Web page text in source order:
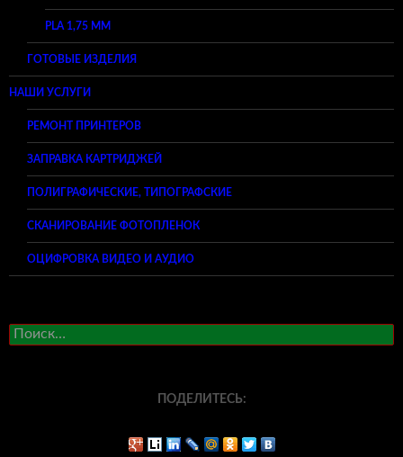
PLA 1,75 ММ
ГОТОВЫЕ ИЗДЕЛИЯ
НАШИ УСЛУГИ
РЕМОНТ ПРИНТЕРОВ
ЗАПРАВКА КАРТРИДЖЕЙ
ПОЛИГРАФИЧЕСКИЕ, ТИПОГРАФСКИЕ
СКАНИРОВАНИЕ ФОТОПЛЕНОК
ОЦИФРОВКА ВИДЕО И АУДИО
Найти:
ПОДЕЛИТЕСЬ: